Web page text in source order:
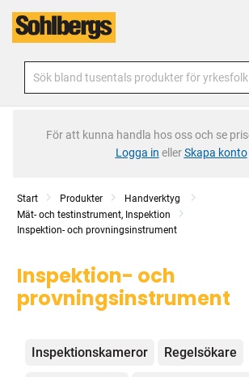
För att kunna handla hos oss och se
Logga in ellerSkapa konto
Start Produkter
Handverktyg
Mät- och testinstrument, Inspektion
Inspektion- och provningsinstrument
Inspektion- och
provningsinstrument
Kategorier
Inspektionskameror Regelsökare